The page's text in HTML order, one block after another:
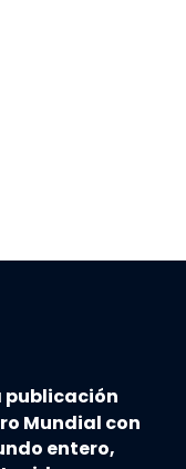
publicación
Mundial con
entero,